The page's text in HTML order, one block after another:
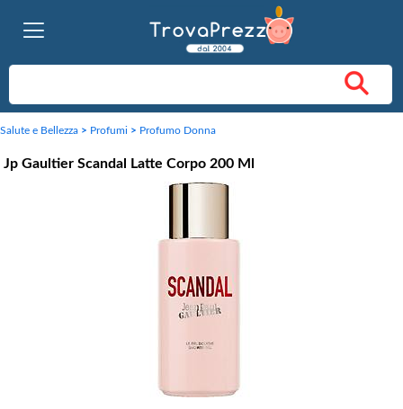
Salute e Bellezza > Profumi > Profumo Donna
Jp Gaultier Scandal Latte Corpo 200 Ml